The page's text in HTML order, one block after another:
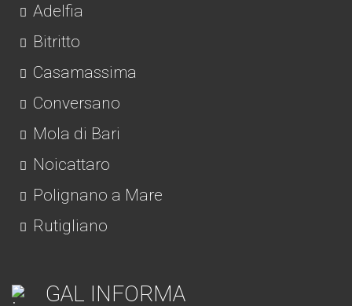
Adelfia
Bitritto
Casamassima
Conversano
Mola di Bari
Noicattaro
Polignano a Mare
Rutigliano
GAL INFORMA